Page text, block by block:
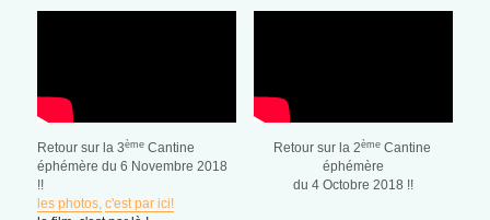
Retour sur la 3ème Cantine
éphémère du 6 Novembre 2018
!!
les photos, c'est par ici!
Retour sur la 2ème Cantine
éphémère
du 4 Octobre 2018 !!